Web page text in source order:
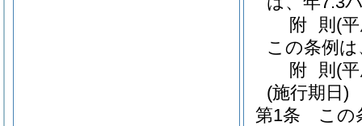
附 則 (
この条例
附 則 (
(施行期日)
第1条
この